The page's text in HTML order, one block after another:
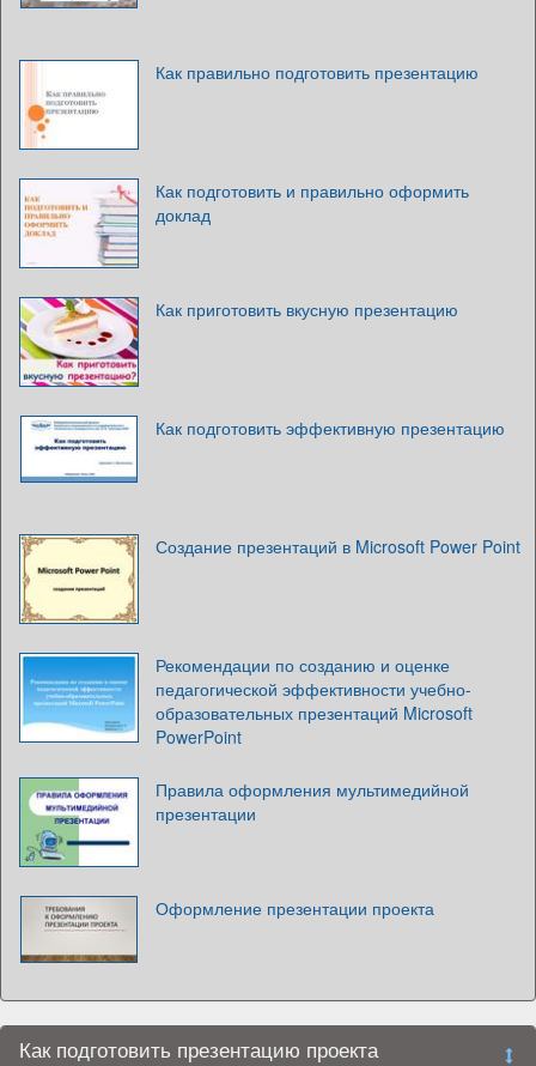
Как правильно подготовить презентацию
Как подготовить и правильно оформить
доклад
Как приготовить вкусную презентацию
Как подготовить эффективную презентацию
Создание презентаций в Microsoft Power Point
Рекомендации по созданию и оценке
педагогической эффективности учебно-
образовательных презентаций Microsoft
PowerPoint
Правила оформления мультимедийной
презентации
Оформление презентации проекта
Как подготовить презентацию проекта